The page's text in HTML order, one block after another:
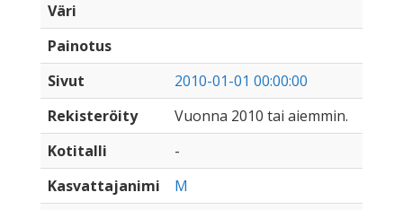
Väri
Painotus
Sivut
2010-01-01 00:00:00
Rekisteröity
Vuonna 2010 tai aiemmin.
Kotitalli
-
Kasvattajanimi
M